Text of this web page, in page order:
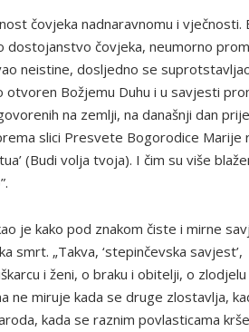
čovjeka nadnaravnomu i vječnosti.
čovjeka, neumorno
neistine, dosljedno se
Božjemu Duhu i u savjesti
na zemlji, na današnji dan prije
slici Presvete Bogorodice Marije
(Budi volja tvoja). I čim su više
je kako pod znakom čiste i mirne
smrt. „Takva, ‘stepinčevska savjest’,
i ženi, o braku i obitelji, o zlodjelu
ne miruje kada se druge zlostavlja,
kada se raznim povlasticama